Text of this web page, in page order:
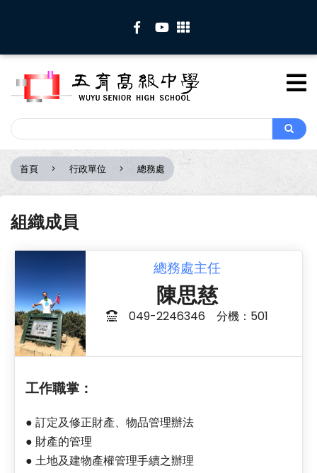
內
Search
Search
導
航
結
首頁 行政單位 總務處
組織成員
總務處主任
陳思慈
049-2246346 分機：501
工作職掌：
● 訂定及修正財產、物品管理辦法
● 財產的管理
● 土地及建物產權管理手續之辦理